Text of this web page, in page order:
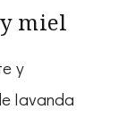
miel
y
lavanda